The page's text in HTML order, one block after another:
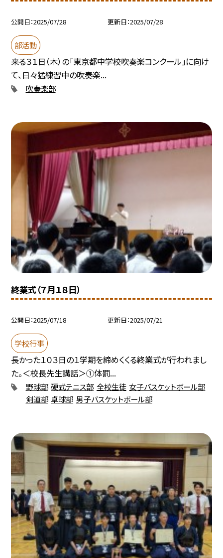
公開日 2025/07/28 更新日 2025/07/28
部活動
来る３１日（木）の「東京都中学校吹奏楽コンクール」に向け
て、日々猛練習中の吹奏楽...
吹奏楽部
終業式（７月１８日）
公開日 2025/07/18 更新日 2025/07/21
学校行事
長かった１０３日の１学期を締めくくる終業式が行われまし
た。＜校長先生講話＞①体罰...
野球部 硬式テニス部 全校生徒 女子バスケットボール部
剣道部 卓球部 男子バスケットボール部